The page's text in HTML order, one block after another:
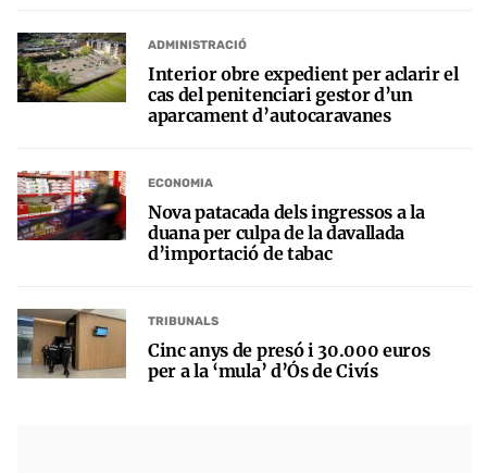
ADMINISTRACIÓ
Interior obre expedient per aclarir el
cas del penitenciari gestor d’un
aparcament d’autocaravanes
ECONOMIA
Nova patacada dels ingressos a la
duana per culpa de la davallada
d’importació de tabac
TRIBUNALS
Cinc anys de presó i 30.000 euros
per a la ‘mula’ d’Ós de Civís